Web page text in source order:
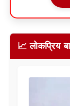
📈 लोकप्रिय